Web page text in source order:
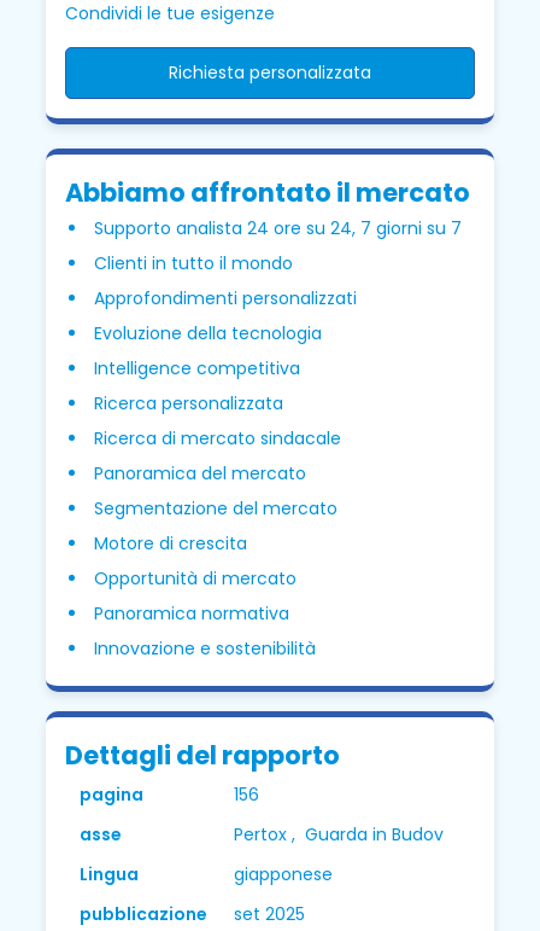
Condividi le tue esigenze
Richiesta personalizzata
Abbiamo affrontato il mercato
Supporto analista 24 ore su 24, 7 giorni su 7
Clienti in tutto il mondo
Approfondimenti personalizzati
Evoluzione della tecnologia
Intelligence competitiva
Ricerca personalizzata
Ricerca di mercato sindacale
Panoramica del mercato
Segmentazione del mercato
Motore di crescita
Opportunità di mercato
Panoramica normativa
Innovazione e sostenibilità
Dettagli del rapporto
pagina
156
asse
Pertox , Guarda in Budov
Lingua
giapponese
pubblicazione
set 2025